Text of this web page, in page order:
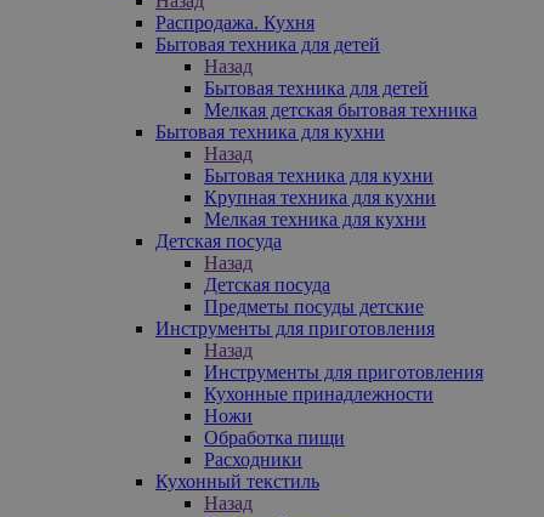
Распродажа. Кухня
Бытовая техника для детей
Назад
Бытовая техника для детей
Мелкая детская бытовая техника
Бытовая техника для кухни
Назад
Бытовая техника для кухни
Крупная техника для кухни
Мелкая техника для кухни
Детская посуда
Назад
Детская посуда
Предметы посуды детские
Инструменты для приготовления
Назад
Инструменты для приготовления
Кухонные принадлежности
Ножи
Обработка пищи
Расходники
Кухонный текстиль
Назад